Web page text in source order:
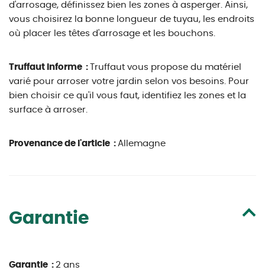
d'arrosage, définissez bien les zones à asperger. Ainsi,
vous choisirez la bonne longueur de tuyau, les endroits
où placer les têtes d'arrosage et les bouchons.
Truffaut informe :
Truffaut vous propose du matériel
varié pour arroser votre jardin selon vos besoins. Pour
bien choisir ce qu'il vous faut, identifiez les zones et la
surface à arroser.
Provenance de l'article : Allemagne
Garantie
Garantie : 2 ans